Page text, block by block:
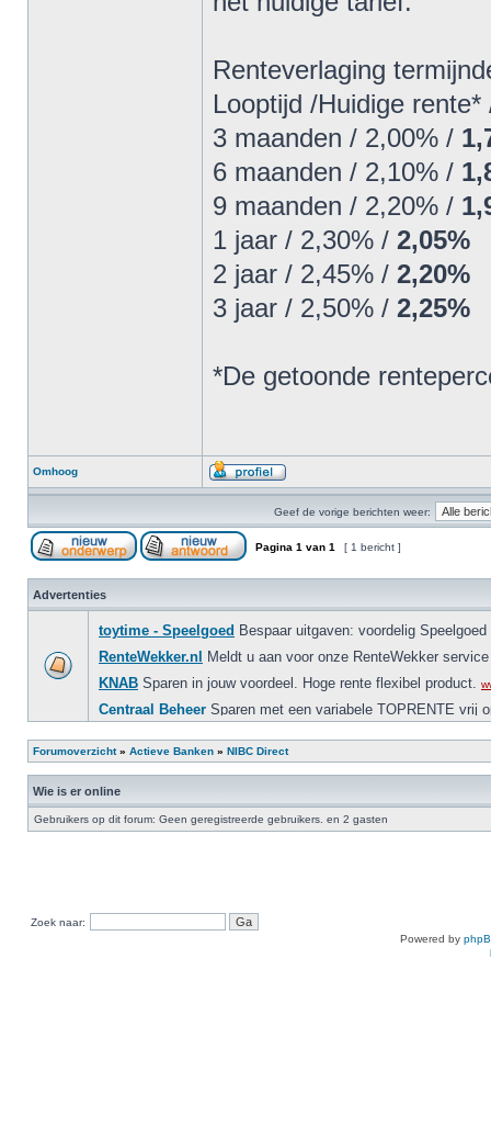
Renteverlaging
Looptijd /Huidige rente*
3 maanden / 2,00% /
6 maanden / 2,10% /
9 maanden / 2,20% /
1 jaar / 2,30% / 2,05%
2 jaar / 2,45% / 2,20%
3 jaar / 2,50% / 2,25%
*De getoonde
Omhoog
Geef de vorige berichten weer:
Pagina 1 van 1 [ 1 bericht ]
Advertenties
Forumoverzicht» Actieve Banken » NIBC Direct
Wie is er online
Gebruikers op dit forum: Geen geregistreerde gebruikers. en 2 gasten
Zoek naar:
Powered by